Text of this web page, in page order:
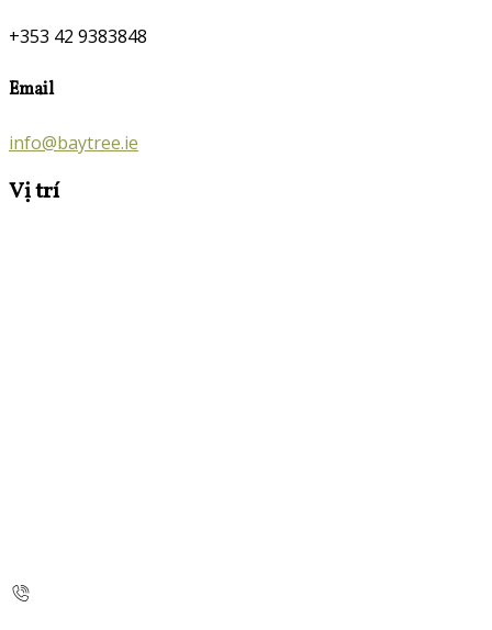
+353 42 9383848
Email
info@baytree.ie
Vị trí